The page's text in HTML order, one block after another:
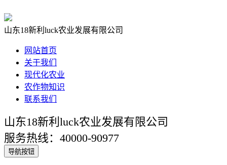
山东18新利luck农业发展有限公司
网站首页
关于我们
现代化农业
农作物知识
联系我们
山东18新利luck农业发展有限公司
服务热线：40000-90977
导航按钮